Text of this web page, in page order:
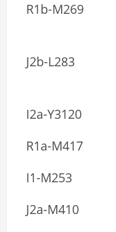
R1b-M269
J2b-L283
I2a-Y3120
R1a-M417
I1-M253
J2a-M410